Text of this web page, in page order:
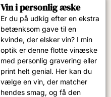
Vin i personlig æske
Er du på udkig efter en ekstra
betænksom gave til en
kvinde, der elsker vin? I min
optik er denne flotte vinæske
med personlig gravering eller
print helt genial. Her kan du
vælge en vin, der matcher
hendes smag, og få den